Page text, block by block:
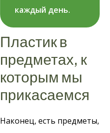
каждый день.
Пластик в
предметах, к
которым мы
прикасаемся
Наконец, есть предметы,